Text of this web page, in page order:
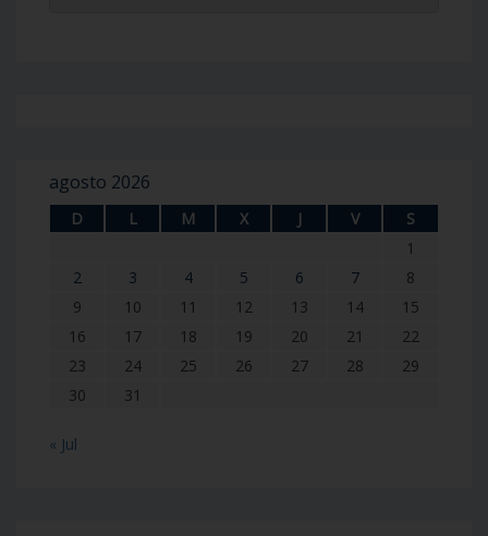
agosto 2026
D L M X J V
S
1
2
3 4 5 6 7
8
9
10 11 12 13 14
15
16
17 18 19 20 21
22
23
24 25 26 27 28
29
30
31
« Jul